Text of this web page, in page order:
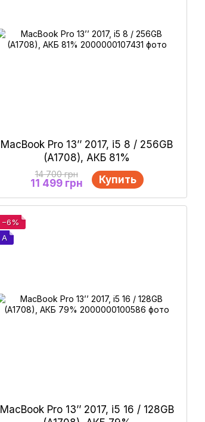
MacBook Pro 13’’ 2017, i5 8 / 256GB
(A1708), АКБ 81%
14 700 грн
11 499 грн Купить
−6%
A
MacBook Pro 13’’ 2017, i5 16 / 128GB